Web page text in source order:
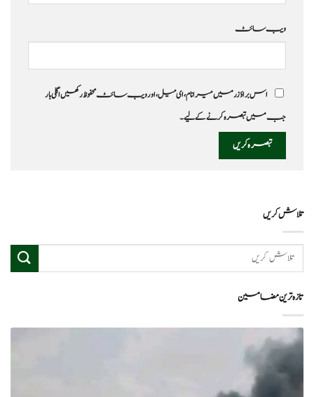
ویب‌ سائٹ
اس براؤزر میں میرا نام، ای میل، اور ویب سائٹ محفوظ رکھیں اگلی بار
جب میں تبصرہ کرنے کےلیے۔
تلاش کریں
تازہ ترین مضامین